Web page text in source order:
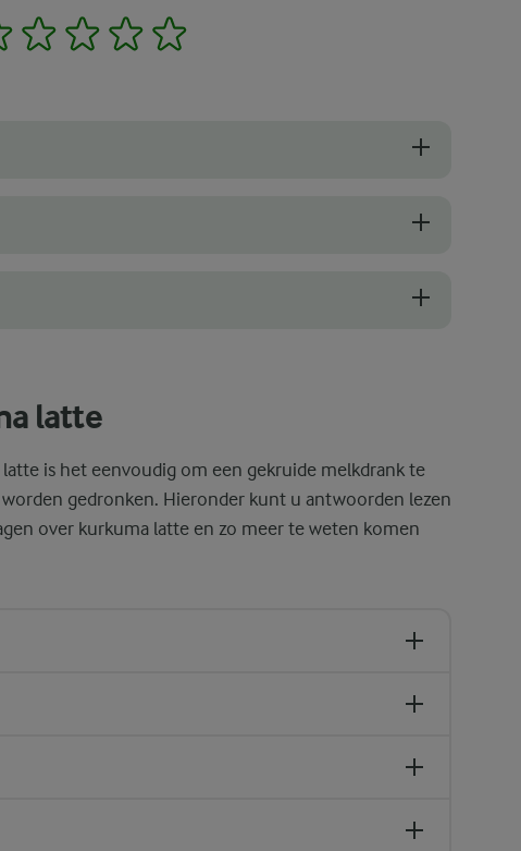
1 2 3 4
latte
is het eenvoudig om een gekruide melkdrank te
gedronken. Hieronder kunt u antwoorden lezen
over kurkuma latte en zo meer te weten komen